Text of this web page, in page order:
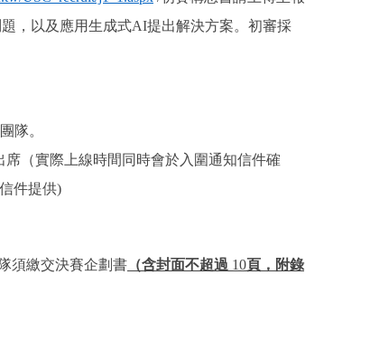
，以及應用生成式AI提出解決方案。初審採
隊。
席（實際上線時間同時會於入圍通知信件確
件提供)
須繳交決賽企劃書 （含封面不超過 10頁，附錄